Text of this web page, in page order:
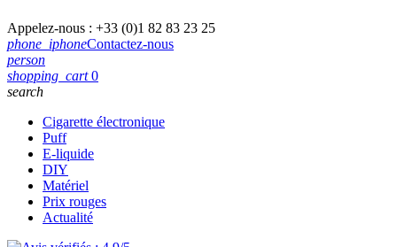
Appelez-nous : +33 (0)1 82 83 23 25
phone_iphoneContactez-nous
person
shopping_cart 0
search
Cigarette électronique
Puff
E-liquide
DIY
Matériel
Prix rouges
Actualité